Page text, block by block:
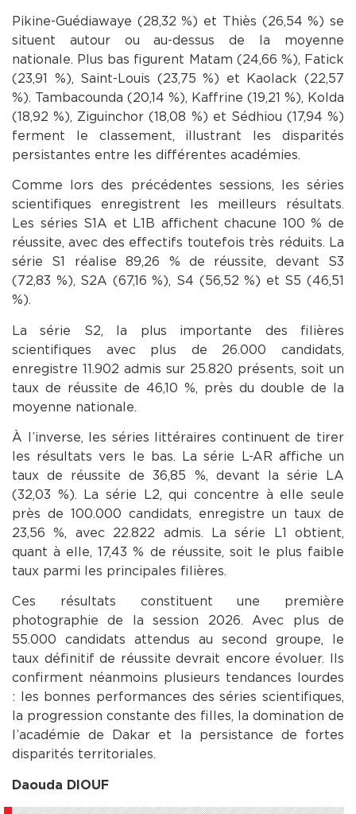
Pikine-Guédiawaye (28,32 %) et Thiès (26,54 %) se
situent autour ou au-dessus de la moyenne
nationale. Plus bas figurent Matam (24,66 %), Fatick
(23,91 %), Saint-Louis (23,75 %) et Kaolack (22,57
%). Tambacounda (20,14 %), Kaffrine (19,21 %), Kolda
(18,92 %), Ziguinchor (18,08 %) et Sédhiou (17,94 %)
ferment le classement, illustrant les disparités
persistantes entre les différentes académies.
Comme lors des précédentes sessions, les séries
scientifiques enregistrent les meilleurs résultats.
Les séries S1A et L1B affichent chacune 100 % de
réussite, avec des effectifs toutefois très réduits. La
série S1 réalise 89,26 % de réussite, devant S3
(72,83 %), S2A (67,16 %), S4 (56,52 %) et S5 (46,51
%).
La série S2, la plus importante des filières
scientifiques avec plus de 26.000 candidats,
enregistre 11.902 admis sur 25.820 présents, soit un
taux de réussite de 46,10 %, près du double de la
moyenne nationale.
À l’inverse, les séries littéraires continuent de tirer
les résultats vers le bas. La série L-AR affiche un
taux de réussite de 36,85 %, devant la série LA
(32,03 %). La série L2, qui concentre à elle seule
près de 100.000 candidats, enregistre un taux de
23,56 %, avec 22.822 admis. La série L1 obtient,
quant à elle, 17,43 % de réussite, soit le plus faible
taux parmi les principales filières.
Ces résultats constituent une première
photographie de la session 2026. Avec plus de
55.000 candidats attendus au second groupe, le
taux définitif de réussite devrait encore évoluer. Ils
confirment néanmoins plusieurs tendances lourdes
: les bonnes performances des séries scientifiques,
la progression constante des filles, la domination de
l’académie de Dakar et la persistance de fortes
disparités territoriales.
Daouda DIOUF